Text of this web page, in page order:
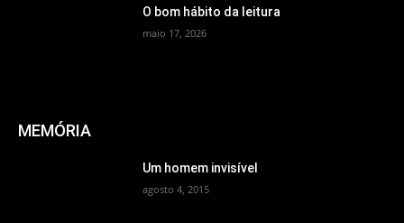
O bom hábito da leitura
maio 17, 2026
MEMÓRIA
Um homem invisível
agosto 4, 2015